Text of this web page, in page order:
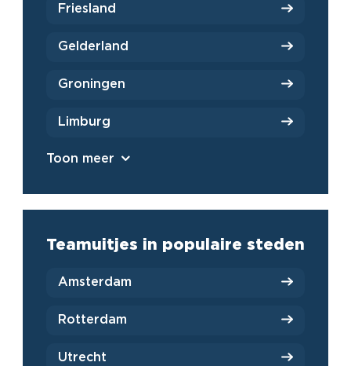
Friesland
Gelderland
Groningen
Limburg
Toon meer
Teamuitjes in populaire steden
Amsterdam
Rotterdam
Utrecht